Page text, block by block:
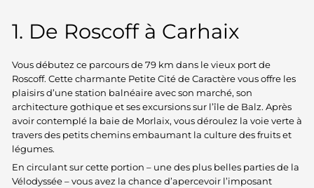
1. De Roscoff à Carhaix
Vous débutez ce parcours de 79 km dans le vieux port de
Roscoff. Cette charmante Petite Cité de Caractère vous offre les
plaisirs d’une station balnéaire avec son marché, son
architecture gothique et ses excursions sur l’île de Balz. Après
avoir contemplé la baie de Morlaix, vous déroulez la voie verte à
travers des petits chemins embaumant la culture des fruits et
légumes.
En circulant sur cette portion – une des plus belles parties de la
Vélodyssée – vous avez la chance d’apercevoir l’imposant